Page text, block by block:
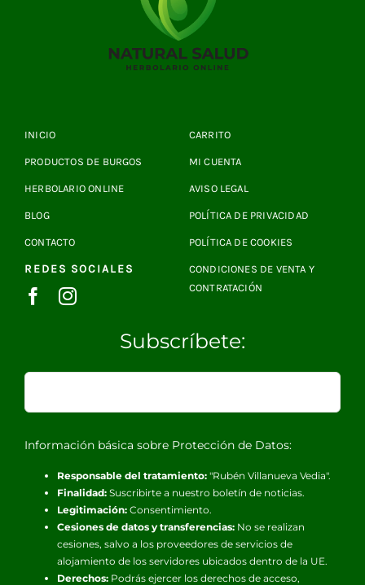
INICIO
PRODUCTOS DE BURGOS
HERBOLARIO ONLINE
BLOG
CONTACTO
REDES SOCIALES
CARRITO
MI CUENTA
AVISO LEGAL
POLÍTICA DE PRIVACIDAD
POLÍTICA DE COOKIES
CONDICIONES DE VENTA Y
CONTRATACIÓN
Subscríbete:
Información básica sobre Protección de Datos:
Responsable del tratamiento:"Rubén Villanueva Vedia".
Finalidad:Suscribirte a nuestro boletín de noticias.
Legitimación:Consentimiento.
Cesiones de datos y transferencias:No se realizan
cesiones, salvo a los proveedores de servicios de
alojamiento de los servidores ubicados dentro de la UE.
Derechos:Podrás ejercer los derechos de acceso,